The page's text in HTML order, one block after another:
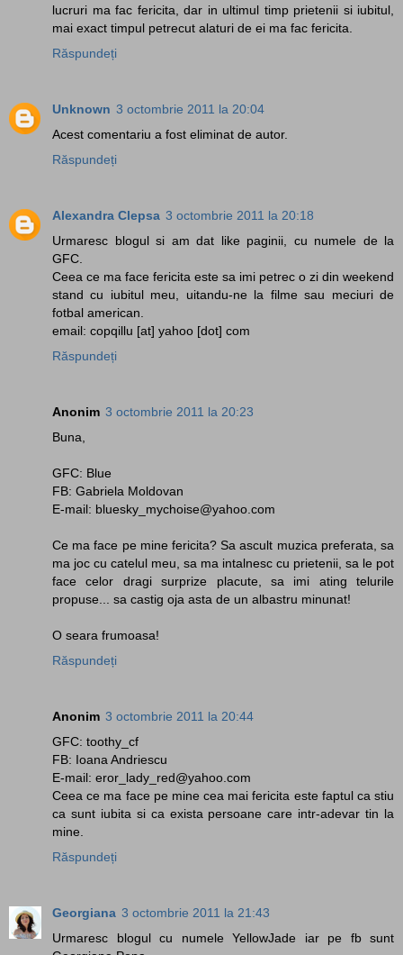
lucruri ma fac fericita, dar in ultimul timp prietenii si iubitul,
mai exact timpul petrecut alaturi de ei ma fac fericita.
Răspundeți
Unknown 3 octombrie 2011 la 20:04
Acest comentariu a fost eliminat de autor.
Răspundeți
Alexandra Clepsa 3 octombrie 2011 la 20:18
Urmaresc blogul si am dat like paginii, cu numele de la
GFC.
Ceea ce ma face fericita este sa imi petrec o zi din weekend
stand cu iubitul meu, uitandu-ne la filme sau meciuri de
fotbal american.
email: copqillu [at] yahoo [dot] com
Răspundeți
Anonim 3 octombrie 2011 la 20:23
Buna,
GFC: Blue
FB: Gabriela Moldovan
E-mail: bluesky_mychoise@yahoo.com
Ce ma face pe mine fericita? Sa ascult muzica preferata, sa
ma joc cu catelul meu, sa ma intalnesc cu prietenii, sa le pot
face celor dragi surprize placute, sa imi ating telurile
propuse... sa castig oja asta de un albastru minunat!
O seara frumoasa!
Răspundeți
Anonim 3 octombrie 2011 la 20:44
GFC: toothy_cf
FB: Ioana Andriescu
E-mail: eror_lady_red@yahoo.com
Ceea ce ma face pe mine cea mai fericita este faptul ca stiu
ca sunt iubita si ca exista persoane care intr-adevar tin la
mine.
Răspundeți
Georgiana 3 octombrie 2011 la 21:43
Urmaresc blogul cu numele YellowJade iar pe fb sunt